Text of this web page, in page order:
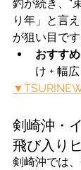
釣が続き、“
り年」と言
が狙い目です
おすす
け + 幅
剣崎沖・
飛び入り
剣崎沖では